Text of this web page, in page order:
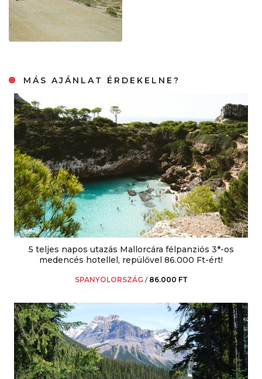
MÁS AJÁNLAT ÉRDEKELNE?
5 teljes napos utazás Mallorcára félpanziós 3*-os
medencés hotellel, repülővel 86.000 Ft-ért!
SPANYOLORSZÁG / 86.000 FT